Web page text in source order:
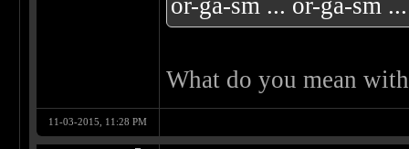
or-ga-sm ... or-ga-sm
What do you mean
11-03-2015, 11:28 PM